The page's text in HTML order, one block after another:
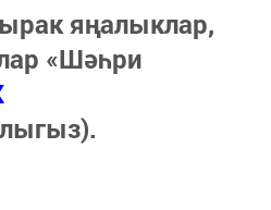
яңалыклар,
«Шәһри